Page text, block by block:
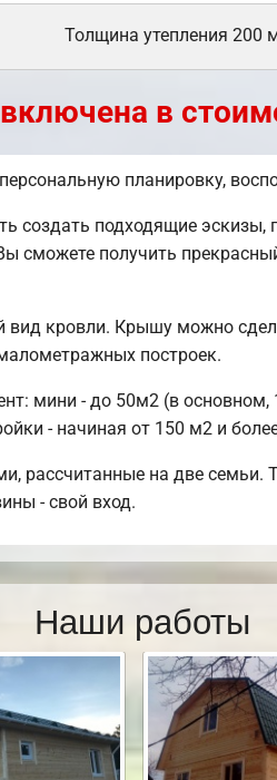
Толщина утепления 200
в
планировку,
подходящие эскизы,
сможете получить
кровли. Крышу можно
построек.
мини - до 50м2 (в
- начиная от 150 м2 и
рассчитанные на две семьи.
- свой вход.
Наши работы